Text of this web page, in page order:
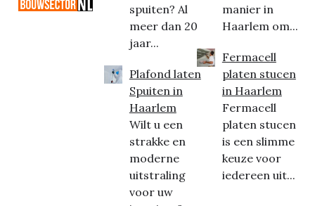
spuiten? Al
meer dan 20
jaar...
Plafond laten
Spuiten in
Haarlem
Wilt u een
strakke en
moderne
uitstraling
voor uw
manier in
Haarlem om...
Fermacell
platen stucen
in Haarlem
Fermacell
platen stucen
is een slimme
keuze voor
iedereen uit...